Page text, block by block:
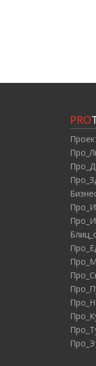
PRO